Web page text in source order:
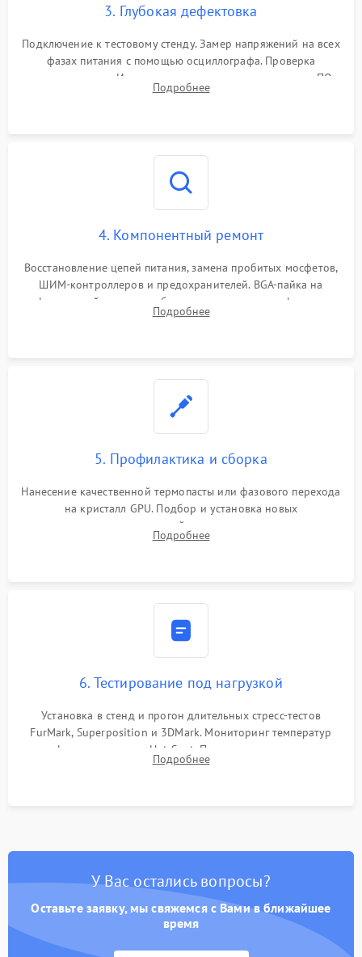
3. Глубокая дефектовка
Подключение к тестовому стенду. Замер напряжений на всех
фазах питания с помощью осциллографа. Проверка
инициализации. Использование специализированного ПО
MATS
Подробнее
4. Компонентный ремонт
Восстановление цепей питания, замена пробитых мосфетов,
ШИМ-контроллеров и предохранителей. BGA-пайка на
инфракрасной станции реболлинг или замена графического
чипа и дефектной памяти GDDR. Прошивка BIOS
Подробнее
5. Профилактика и сборка
Нанесение качественной термопасты или фазового перехода
на кристалл GPU. Подбор и установка новых
термопрокладок правильной толщины на память и цепи
питания. Монтаж радиатора и бэкплейта, подключение и
Подробнее
6. Тестирование под нагрузкой
Установка в стенд и прогон длительных стресс-тестов
FurMark, Superposition и 3DMark. Мониторинг температур
графического чипа и Hot Spot. Проверка на отсутствие
артефактов изображения, вылетов драйвера и зависаний.
Подробнее
У Вас остались вопросы?
Оставьте заявку, мы свяжемся с Вами в ближайшее
время